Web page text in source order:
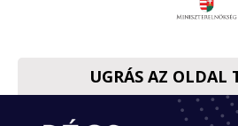
UGRÁS AZ OLDAL